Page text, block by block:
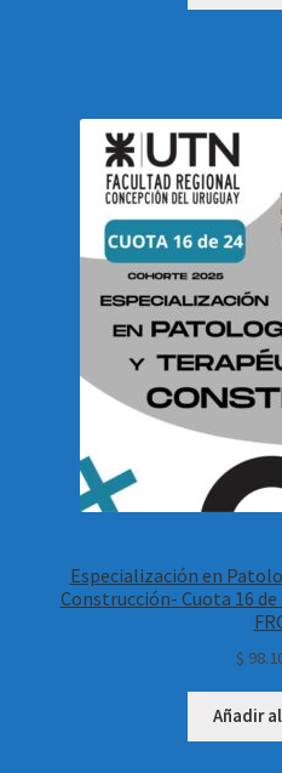
Especialización en
Construcción- Cuota 16
$
Añadir